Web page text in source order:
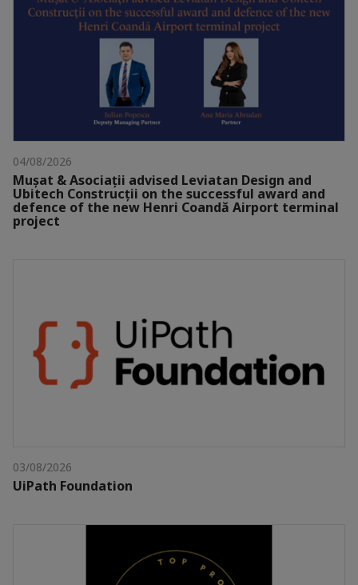
04/08/2026
Mușat & Asociații advised Leviatan Design and
Ubitech Construcții on the successful award and
defence of the new Henri Coandă Airport terminal
project
03/08/2026
UiPath Foundation